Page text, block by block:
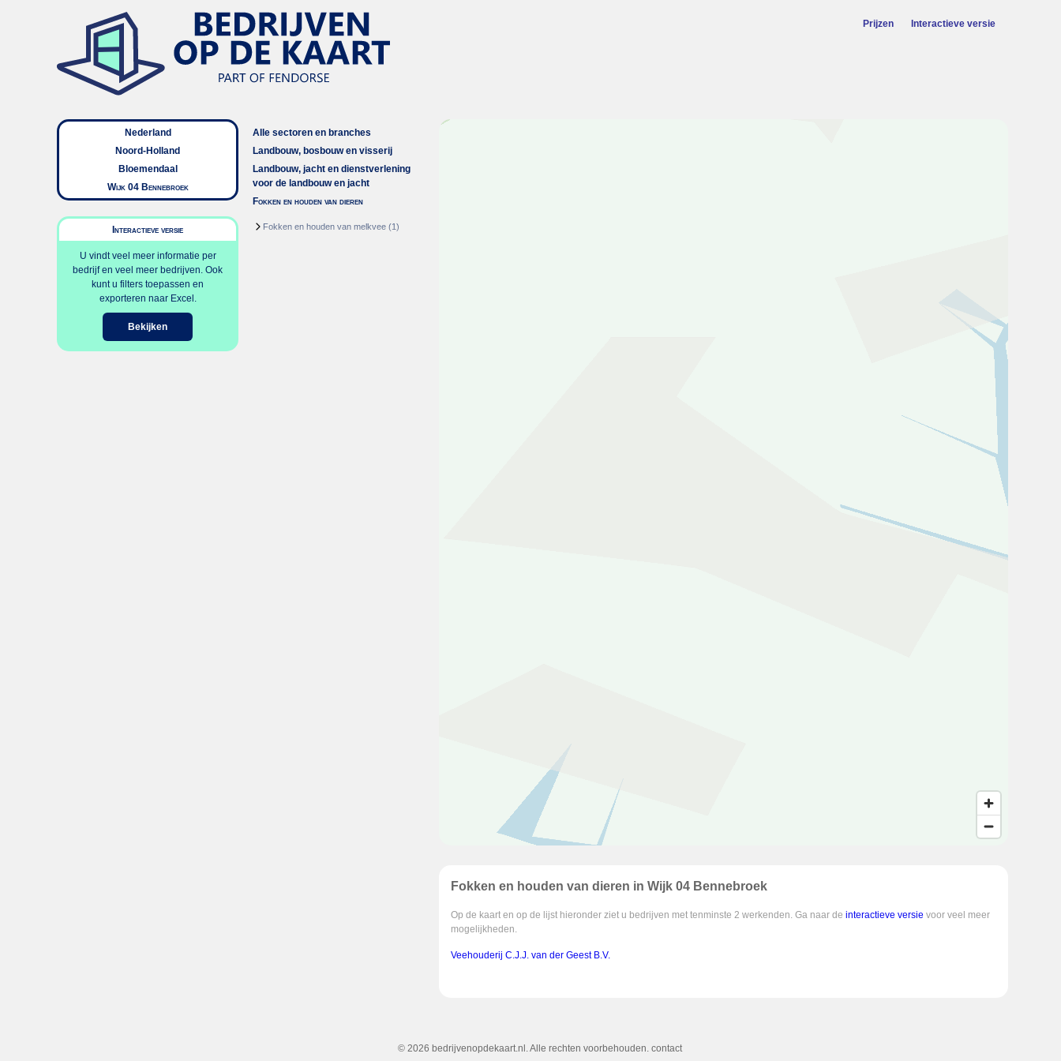
Prijzen Interactieve versie
Nederland
Noord-Holland
Bloemendaal
Wijk 04 Bennebroek
Interactieve versie
U vindt veel meer informatie per
bedrijf en veel meer bedrijven. Ook
kunt u filters toepassen en
exporteren naar Excel.
Bekijken
Alle sectoren en branches
Landbouw, bosbouw en visserij
Landbouw, jacht en dienstverlening
voor de landbouw en jacht
Fokken en houden van dieren
Fokken en houden van melkvee (1)
Fokken en houden van dieren in Wijk 04 Bennebroek
Op de kaart en op de lijst hieronder ziet u bedrijven met tenminste 2 werkenden. Ga naar de interactieve versie voor veel meer
mogelijkheden.
Veehouderij C.J.J. van der Geest B.V.
© 2026 bedrijvenopdekaart.nl. Alle rechten voorbehouden.contact